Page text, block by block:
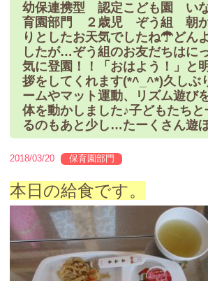
幼保連携型 認定こども園 い
育園部門 ２歳児 ぞう組 朝か
りとしたお天気でしたね☂どん
したが…ぞう組のお友だちはに
気に登園！！「おはよう！」と
拶をしてくれます(*^_^*)久しぶ
ームやマット運動、リズム遊び
体を動かしました♪子どもたち
るのもあと少し…たーくさん遊
2018/03/20 保育園部門
本日の給食です。